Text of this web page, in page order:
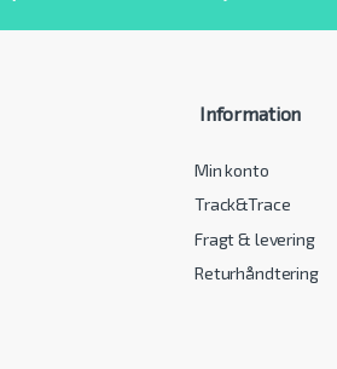
Information
Min konto
Track&Trace
Fragt & levering
Returhåndtering